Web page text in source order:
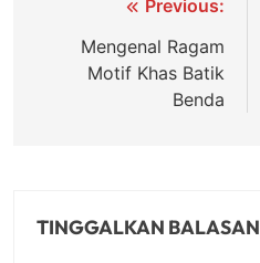
Navigasi Previous:
Mengenal Ragam
Motif Khas Batik
Benda
TINGGALKAN BALASAN